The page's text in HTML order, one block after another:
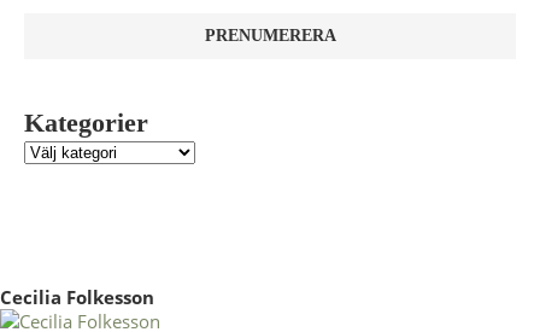
Kategorier
Cecilia Folkesson